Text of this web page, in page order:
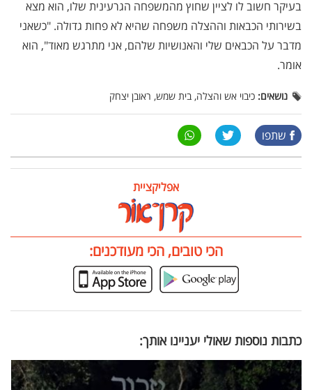
בעיקר חשוב לו לציין שחוץ מהמשפחה הגרעינית שלו, הוא מצא
בשירותי הכבאות וההצלה משפחה שהיא לא פחות גדולה. "כשאני
מדבר על הכבאים שלי והאנושיות שלהם, אני מתרגש מאוד", הוא
אומר.
נושאים: כיבוי אש והצלה, בית שמש, ראובן יצחק
שתפו
אפליקציית
הכי טובים, הכי מעודכנים:
כתבות נוספות שאולי יעניינו אותך: